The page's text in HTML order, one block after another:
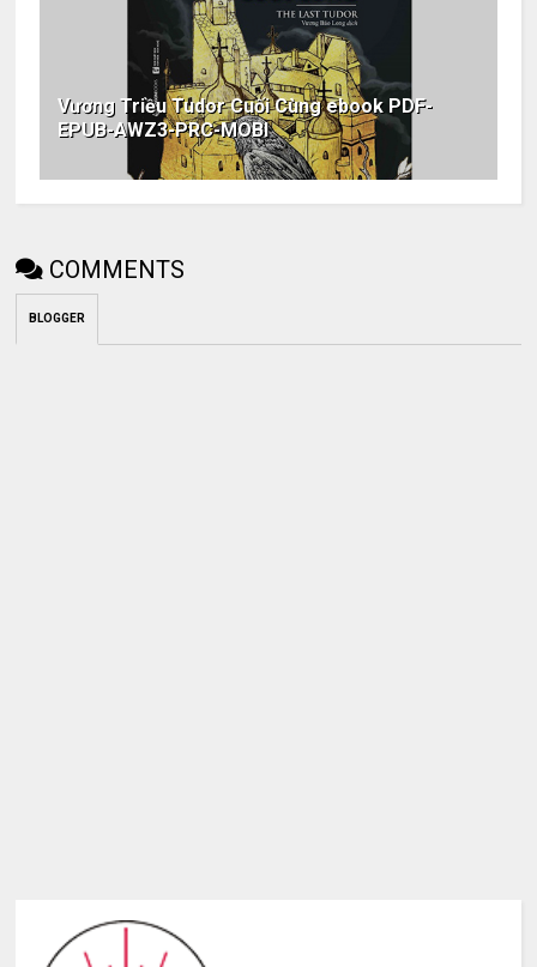
Vương Triều Tudor Cuối Cùng ebook PDF-
EPUB-AWZ3-PRC-MOBI
COMMENTS
BLOGGER